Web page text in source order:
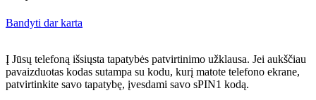
Bandyti dar karta
Į Jūsų telefoną išsiųsta tapatybės patvirtinimo užklausa. Jei aukščiau
pavaizduotas kodas sutampa su kodu, kurį matote telefono ekrane,
patvirtinkite savo tapatybę, įvesdami savo sPIN1 kodą.